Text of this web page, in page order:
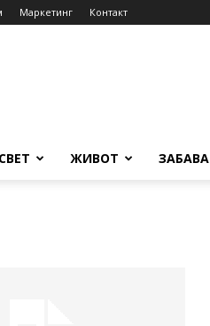
Маркетинг Контакт
СВЕТ ЖИВОТ ЗАБАВА